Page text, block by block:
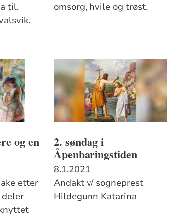
til.
omsorg, hvile og trøst.
og en
etter
deler
2. søndag i
Åpenbaringstiden
8.1.2021
Andakt v/ sogneprest
Hildegunn Katarina